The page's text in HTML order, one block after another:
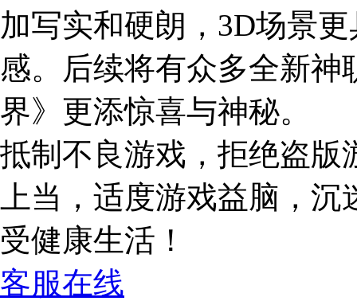
加写实和硬朗，3D场景
感。后续将有众多全新神
界》更添惊喜与神秘。
抵制不良游戏，拒绝盗版
上当，适度游戏益脑，
受健康生活！
客服在线